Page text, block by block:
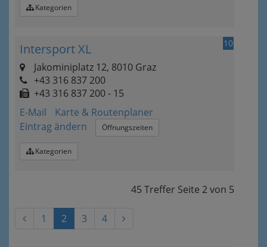
Kategorien
10
Intersport XL
Jakominiplatz 12, 8010 Graz
+43 316 837 200
+43 316 837 200 - 15
E-Mail
Karte & Routenplaner
Eintrag ändern
Öffnungszeiten
Kategorien
45 Treffer Seite 2von 5
1 2 3 4